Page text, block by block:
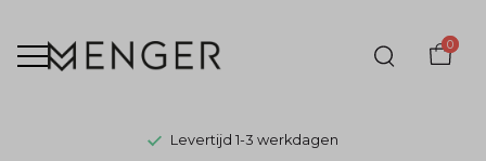
0
Levertijd 1-3 werkdagen